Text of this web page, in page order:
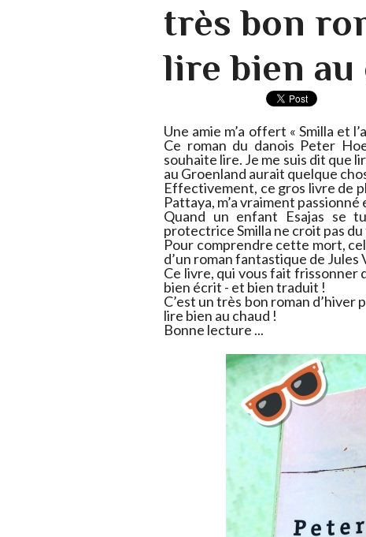
très bon
lire bien au
Une amie m’a offert « Smilla et
Ce roman du danois Peter
souhaite lire. Je me suis dit que
au Groenland aurait quelque
Effectivement, ce gros livre de
Pattaya, m’a vraiment
Quand un enfant Esajas se
protectrice Smilla ne croit pas
Pour comprendre cette mort,
d’un roman fantastique de Jules
Ce livre, qui vous fait frissonner
bien écrit - et bien traduit !
C’est un très bon roman d’hiver
lire bien au chaud !
Bonne lecture ...